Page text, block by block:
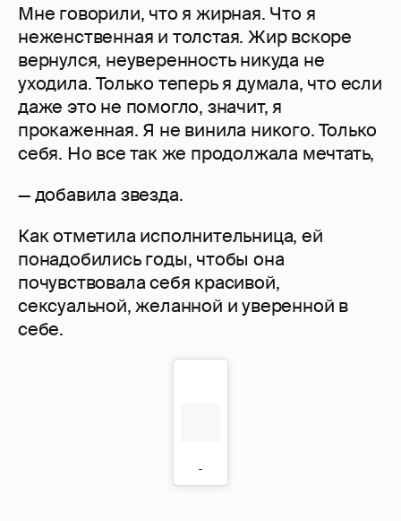
Мне говорили, что я жирная. Что я
неженственная и толстая. Жир вскоре
вернулся, неуверенность никуда не
уходила. Только теперь я думала, что если
даже это не помогло, значит, я
прокаженная. Я не винила никого. Только
себя. Но все так же продолжала мечтать,
— добавила звезда.
Как отметила исполнительница, ей
понадобились годы, чтобы она
почувствовала себя красивой,
сексуальной, желанной и уверенной в
себе.